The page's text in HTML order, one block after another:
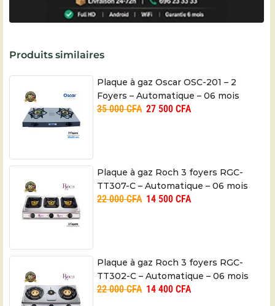
Produits similaires
Plaque à gaz Oscar OSC-201 – 2
Foyers – Automatique – 06 mois
35 000CFA 27 500 CFA
Plaque à gaz Roch 3 foyers RGC-
TT307-C – Automatique – 06 mois
22 000CFA 14 500 CFA
Plaque à gaz Roch 3 foyers RGC-
TT302-C – Automatique – 06 mois
22 000CFA 14 400 CFA